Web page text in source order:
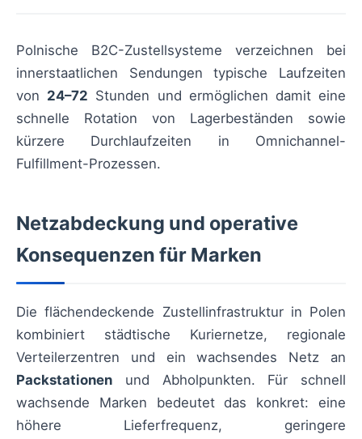
Polnische B2C-Zustellsysteme verzeichnen bei
innerstaatlichen Sendungen typische Laufzeiten
von 24–72 Stunden und ermöglichen damit eine
schnelle Rotation von Lagerbeständen sowie
kürzere Durchlaufzeiten in Omnichannel-
Fulfillment-Prozessen.
Netzabdeckung und operative
Konsequenzen für Marken
Die flächendeckende Zustellinfrastruktur in Polen
kombiniert städtische Kuriernetze, regionale
Verteilerzentren und ein wachsendes Netz an
Packstationen und Abholpunkten. Für schnell
wachsende Marken bedeutet das konkret: eine
höhere Lieferfrequenz, geringere